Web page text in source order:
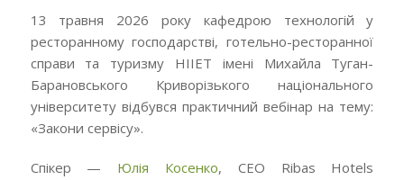
13 травня 2026 року кафедрою технологій у
ресторанному господарстві, готельно-ресторанної
справи та туризму НІІЕТ імені Михайла Туган-
Барановського Криворізького національного
університету відбувся практичний вебінар на тему:
«Закони сервісу».
Спікер — Юлія Косенко, СЕО Ribas Hotels